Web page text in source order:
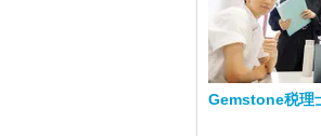
・税務経験を
・キャリアア
・主体的に業務
・顧客対応や
・資産税など専
Gemstone税理